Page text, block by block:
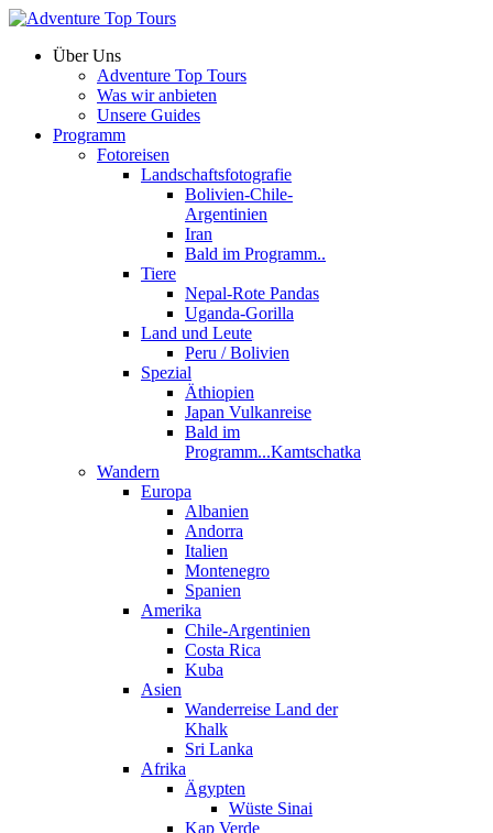
Über Uns
Adventure Top Tours
Was wir anbieten
Unsere Guides
Programm
Fotoreisen
Landschaftsfotografie
Bolivien-Chile-
Argentinien
Iran
Bald im Programm..
Tiere
Nepal-Rote Pandas
Uganda-Gorilla
Land und Leute
Peru / Bolivien
Spezial
Äthiopien
Japan Vulkanreise
Bald im
Programm...Kamtschatka
Wandern
Europa
Albanien
Andorra
Italien
Montenegro
Spanien
Amerika
Chile-Argentinien
Costa Rica
Kuba
Asien
Wanderreise Land der
Khalk
Sri Lanka
Afrika
Ägypten
Wüste Sinai
Kap Verde